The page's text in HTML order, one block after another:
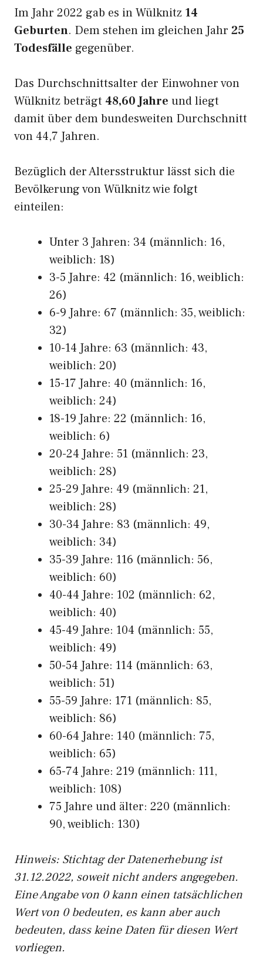
Im Jahr 2022 gab es in Wülknitz 14
Geburten. Dem stehen im gleichen Jahr 25
Todesfälle gegenüber.
Das Durchschnittsalter der Einwohner von
Wülknitz beträgt 48,60 Jahre und liegt
damit über dem bundesweiten Durchschnitt
von 44,7 Jahren.
Bezüglich der Altersstruktur lässt sich die
Bevölkerung von Wülknitz wie folgt
einteilen:
Unter 3 Jahren: 34 (männlich: 16,
weiblich: 18)
3-5 Jahre: 42 (männlich: 16, weiblich:
26)
6-9 Jahre: 67 (männlich: 35, weiblich:
32)
10-14 Jahre: 63 (männlich: 43,
weiblich: 20)
15-17 Jahre: 40 (männlich: 16,
weiblich: 24)
18-19 Jahre: 22 (männlich: 16,
weiblich: 6)
20-24 Jahre: 51 (männlich: 23,
weiblich: 28)
25-29 Jahre: 49 (männlich: 21,
weiblich: 28)
30-34 Jahre: 83 (männlich: 49,
weiblich: 34)
35-39 Jahre: 116 (männlich: 56,
weiblich: 60)
40-44 Jahre: 102 (männlich: 62,
weiblich: 40)
45-49 Jahre: 104 (männlich: 55,
weiblich: 49)
50-54 Jahre: 114 (männlich: 63,
weiblich: 51)
55-59 Jahre: 171 (männlich: 85,
weiblich: 86)
60-64 Jahre: 140 (männlich: 75,
weiblich: 65)
65-74 Jahre: 219 (männlich: 111,
weiblich: 108)
75 Jahre und älter: 220 (männlich:
90, weiblich: 130)
Hinweis: Stichtag der Datenerhebung ist
31.12.2022, soweit nicht anders angegeben.
Eine Angabe von 0 kann einen tatsächlichen
Wert von 0 bedeuten, es kann aber auch
bedeuten, dass keine Daten für diesen Wert
vorliegen.